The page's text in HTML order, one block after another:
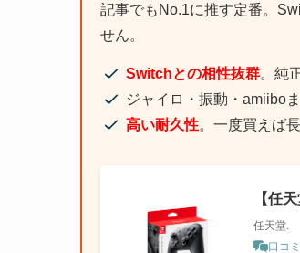
記事でもNo.1に推す定番。
せん。
Switchとの相性抜群。純
ジャイロ・振動・amiibo
高い耐久性。一度買えば
【任
任天堂.
口コ